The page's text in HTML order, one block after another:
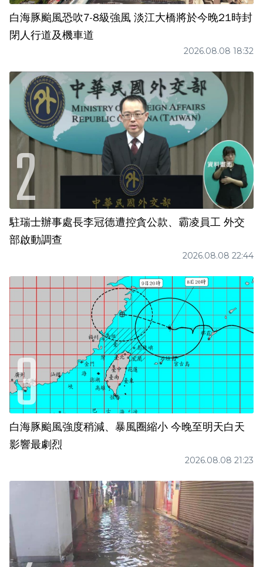
白海豚颱風恐吹7-8級強風 淡江大橋將於今晚21時封
閉人行道及機車道
2026.08.08 18:32
駐瑞士辦事處長李冠德遭控貪公款、霸凌員工 外交
部啟動調查
2026.08.08 22:44
白海豚颱風強度稍減、暴風圈縮小 今晚至明天白天
影響最劇烈
2026.08.08 21:23